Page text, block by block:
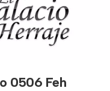
0506 Feh